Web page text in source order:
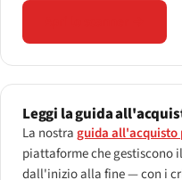
Leggi la guida
La nostraguida
piattaforme che gestiscono
dall'inizio alla fine — con i